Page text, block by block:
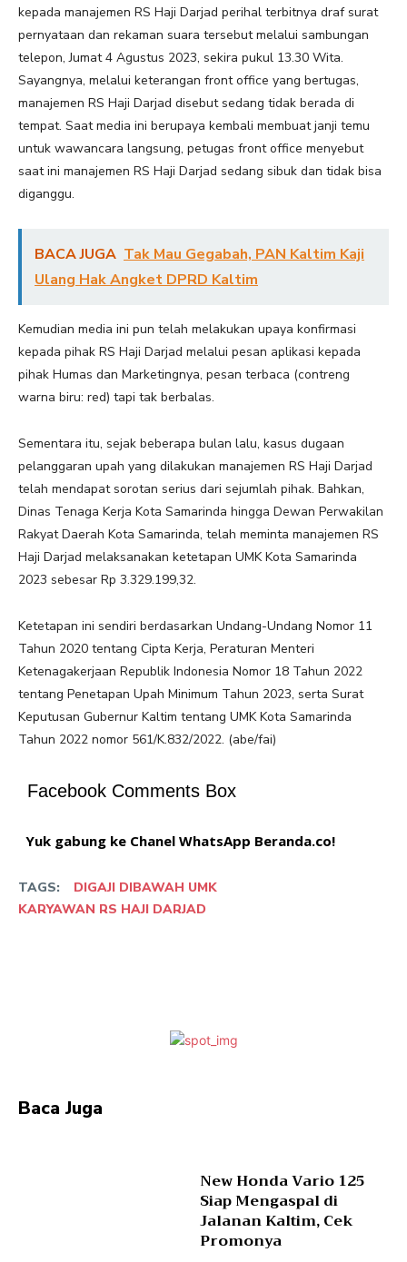
kepada manajemen RS Haji Darjad perihal terbitnya draf surat
pernyataan dan rekaman suara tersebut melalui sambungan
telepon, Jumat 4 Agustus 2023, sekira pukul 13.30 Wita.
Sayangnya, melalui keterangan front office yang bertugas,
manajemen RS Haji Darjad disebut sedang tidak berada di
tempat. Saat media ini berupaya kembali membuat janji temu
untuk wawancara langsung, petugas front office menyebut
saat ini manajemen RS Haji Darjad sedang sibuk dan tidak bisa
diganggu.
BACA JUGA Tak Mau Gegabah, PAN Kaltim Kaji
Ulang Hak Angket DPRD Kaltim
Kemudian media ini pun telah melakukan upaya konfirmasi
kepada pihak RS Haji Darjad melalui pesan aplikasi kepada
pihak Humas dan Marketingnya, pesan terbaca (contreng
warna biru: red) tapi tak berbalas.
Sementara itu, sejak beberapa bulan lalu, kasus dugaan
pelanggaran upah yang dilakukan manajemen RS Haji Darjad
telah mendapat sorotan serius dari sejumlah pihak. Bahkan,
Dinas Tenaga Kerja Kota Samarinda hingga Dewan Perwakilan
Rakyat Daerah Kota Samarinda, telah meminta manajemen RS
Haji Darjad melaksanakan ketetapan UMK Kota Samarinda
2023 sebesar Rp 3.329.199,32.
Ketetapan ini sendiri berdasarkan Undang-Undang Nomor 11
Tahun 2020 tentang Cipta Kerja, Peraturan Menteri
Ketenagakerjaan Republik Indonesia Nomor 18 Tahun 2022
tentang Penetapan Upah Minimum Tahun 2023, serta Surat
Keputusan Gubernur Kaltim tentang UMK Kota Samarinda
Tahun 2022 nomor 561/K.832/2022. (abe/fai)
Facebook Comments Box
Yuk gabung ke Chanel WhatsApp Beranda.co!
TAGS:
DIGAJI DIBAWAH UMK
KARYAWAN RS HAJI DARJAD
Baca Juga
New Honda Vario 125
Siap Mengaspal di
Jalanan Kaltim, Cek
Promonya